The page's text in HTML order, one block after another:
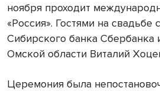
ноября проходит
«Россия». Гостями на свадьбе
Сибирского банка Сбербанка
Омской области Виталий
Церемония была